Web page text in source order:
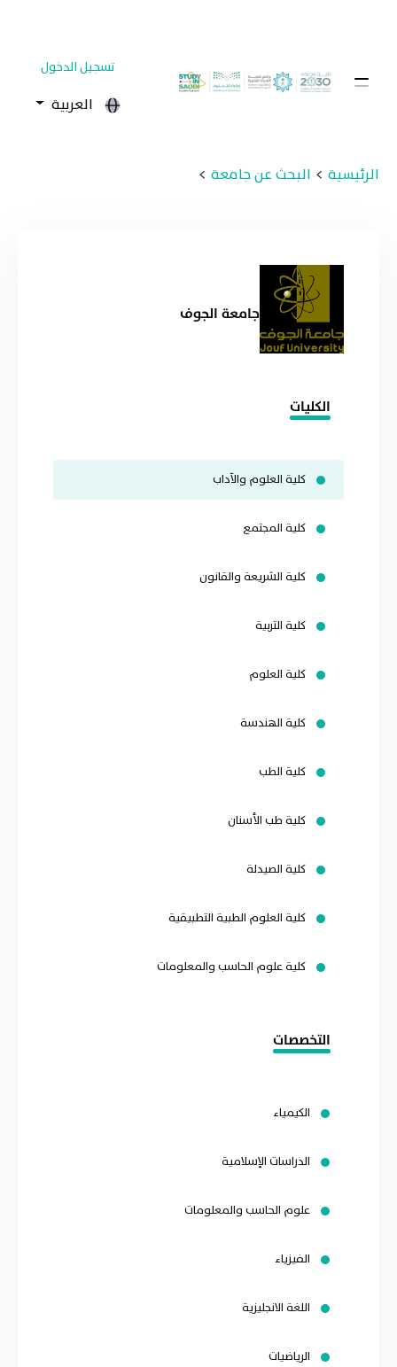
تسجيل الدخول
العربية
الرئيسية البحث عن جامعة
جامعة الجوف
الكليات
كلية العلوم والآداب
كلية المجتمع
كلية الشريعة والقانون
كلية التربية
كلية العلوم
كلية الهندسة
كلية الطب
كلية طب الأسنان
كلية الصيدلة
كلية العلوم الطبية التطبيقية
كلية علوم الحاسب والمعلومات
التخصصات
الكيمياء
الدراسات الإسلامية
علوم الحاسب والمعلومات
الفيزياء
اللغة الانجليزية
الرياضيات